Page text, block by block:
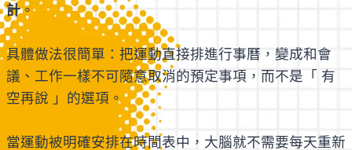
計。
具體做法很簡單：把運動直接排進行事曆，變成和會
議、工作一樣不可隨意取消的預定事項，而不是「 有
空再說 」的選項。
當運動被明確安排在時間表中，大腦就不需要每天重新